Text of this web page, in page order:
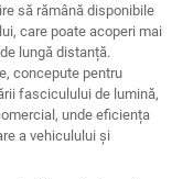
să rămână disponibile
care poate acoperi mai
lungă distanță.
concepute pentru
fasciculului de lumină,
unde eficiența
a vehiculului și